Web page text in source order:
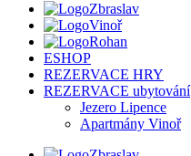
Zbraslav
Vinoř
Rohan
ESHOP
REZERVACE HRY
REZERVACE ubytování
Jezero Lipence
Apartmány Vinoř